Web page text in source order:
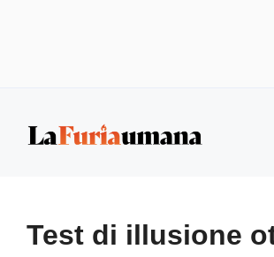
Test di illusione